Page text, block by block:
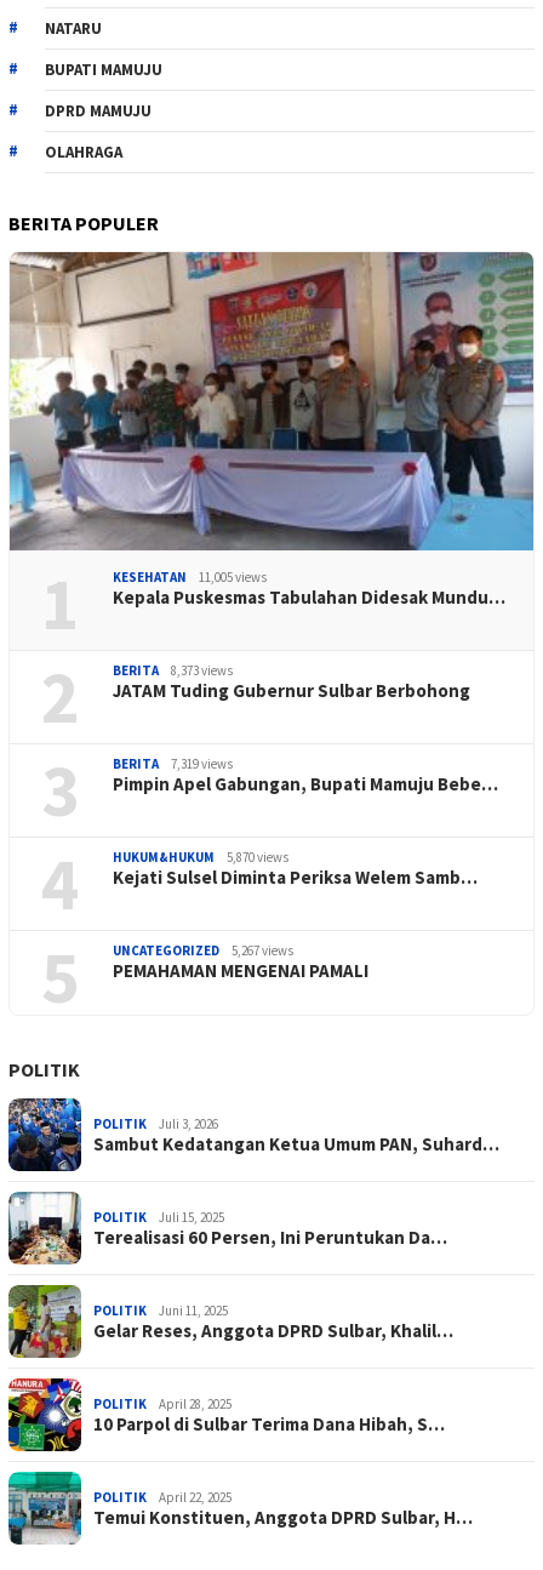
NATARU
BUPATI MAMUJU
DPRD MAMUJU
OLAHRAGA
BERITA POPULER
1 KESEHATAN 11,005 views
Kepala Puskesmas Tabulahan Didesak Mundu…
2 BERITA 8,373 views
JATAM Tuding Gubernur Sulbar Berbohong
3 BERITA 7,319 views
Pimpin Apel Gabungan, Bupati Mamuju Bebe…
4 HUKUM&HUKUM 5,870 views
Kejati Sulsel Diminta Periksa Welem Samb…
5 UNCATEGORIZED 5,267 views
PEMAHAMAN MENGENAI PAMALI
POLITIK
POLITIK Juli 3, 2026
Sambut Kedatangan Ketua Umum PAN, Suhard…
POLITIK Juli 15, 2025
Terealisasi 60 Persen, Ini Peruntukan Da…
POLITIK Juni 11, 2025
Gelar Reses, Anggota DPRD Sulbar, Khalil…
POLITIK April 28, 2025
10 Parpol di Sulbar Terima Dana Hibah, S…
POLITIK April 22, 2025
Temui Konstituen, Anggota DPRD Sulbar, H…